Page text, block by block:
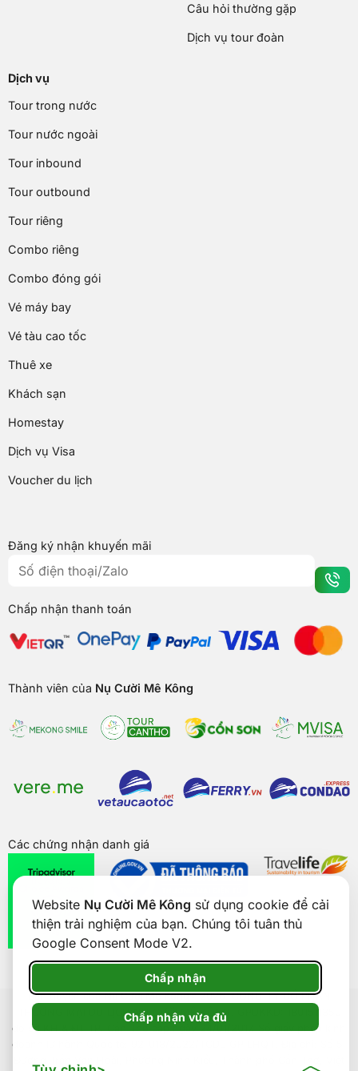
Website Nụ Cười Mê Kông sử dụng cookie để cải
thiện trải nghiệm của bạn. Chúng tôi tuân thủ
Google Consent Mode V2.
Chấp nhận
Chấp nhận vừa đủ
Câu hỏi thường gặp
Dịch vụ tour đoàn
Dịch vụ
Tour trong nước
Tour nước ngoài
Tour inbound
Tour outbound
Tour riêng
Combo riêng
Combo đóng gói
Vé máy bay
Vé tàu cao tốc
Thuê xe
Khách sạn
Homestay
Dịch vụ Visa
Voucher du lịch
Đăng ký nhận khuyến mãi
Chấp nhận thanh toán
Thành viên của Nụ Cười Mê Kông
Các chứng nhận danh giá
Bản quyền củaNụ Cười Mê Kông® 2026. CÔNG TY CỔ PHẦN
THƯƠNG MẠI DU LỊCH NỤ CƯỜI MÊ KÔNG. GPDKKD: 1801511350
do sở KH & ĐT TP. Cần Thơ cấp ngày 24/01/2017. Số giấy phép kinh
doanh lữ hành Quốc tế: 92-018/2022/TCDL-GP LHQT. Địa chỉ: Số 5,